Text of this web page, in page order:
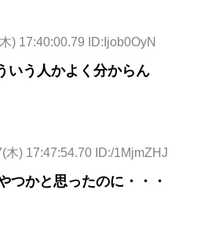
) 17:40:00.79 ID:Ijob0OyN
いう人かよく分からん
木) 17:47:54.70 ID:/1MjmZHJ
つかと思ったのに・・・